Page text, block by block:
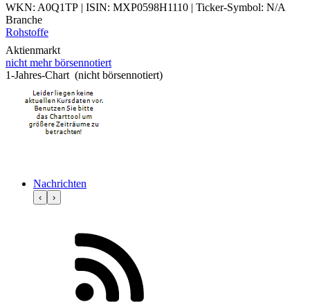
WKN: A0Q1TP | ISIN: MXP0598H1110 | Ticker-Symbol: N/A
Branche
Rohstoffe
Aktienmarkt
nicht mehr börsennotiert
1-Jahres-Chart (nicht börsennotiert)
Nachrichten
‹ ›